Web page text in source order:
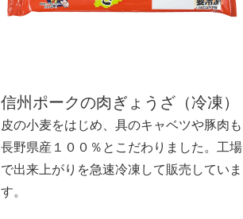
信州ポークの肉ぎょうざ（冷凍）
皮の小麦をはじめ、具のキャベツや豚肉も
長野県産１００％とこだわりました。工場
で出来上がりを急速冷凍して販売していま
す。